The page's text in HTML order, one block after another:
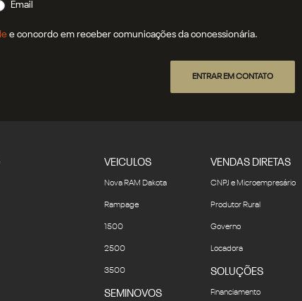
Email
e concordo em receber comunicações da concessionária.
ENTRAR EM CONTATO
VEICULOS
Nova RAM Dakota
Rampage
1500
2500
3500
SEMINOVOS
VENDAS DIRETAS
CNPJ e Microempresário
Produtor Rural
Governo
Locadora
SOLUÇÕES
Financiamento